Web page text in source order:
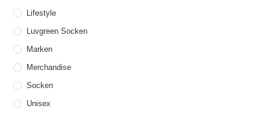
Lifestyle
Luvgreen Socken
Marken
Merchandise
Socken
Unisex